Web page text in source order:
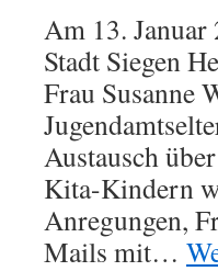
Am 13. Januar
Stadt Siegen
Frau Susanne
Austausch
Kita-Kindern
Anregungen,
Mails mit…